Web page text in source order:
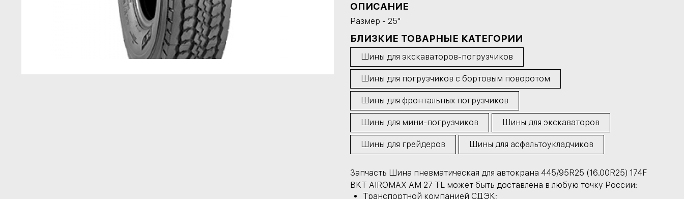
ОПИСАНИЕ
Размер - 25"
БЛИЗКИЕ ТОВАРНЫЕ КАТЕГОРИИ
Шины для экскаваторов-погрузчиков
Шины для погрузчиков с бортовым поворотом
Шины для фронтальных погрузчиков
Шины для мини-погрузчиков Шины для экскаваторов
Шины для грейдеров Шины для асфальтоукладчиков
Запчасть Шина пневматическая для автокрана 445/95R25 (16.00R25) 174F
BKT AIROMAX AM 27 TL может быть доставлена в любую точку России:
Транспортной компанией СДЭК;